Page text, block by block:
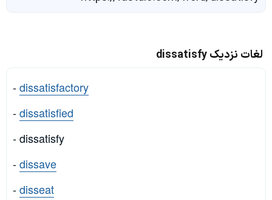
لغات نزدیک dissatisfy
-dissatisfactory
-dissatisfied
- dissatisfy
-dissave
-disseat